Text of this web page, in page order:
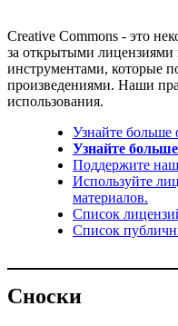
Creative Commons - это
за открытыми
инструментами, которые
произведениями. Наши
использования.
Узнайте больше
Узнайте
Поддержите
Используйте
материалов.
Список
Список
Сноски